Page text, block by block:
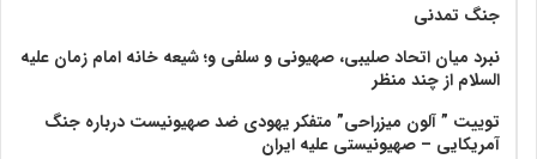
جنگ تمدنی
نبرد میان اتحاد صلیبی، صهیونی و سلفی و؛ شیعه خانه امام زمان علیه
السلام از چند منظر
توییت ” آلون میزراحی” متفکر یهودی ضد صهیونیست درباره جنگ
آمریکایی – صهیونیستی علیه ایران